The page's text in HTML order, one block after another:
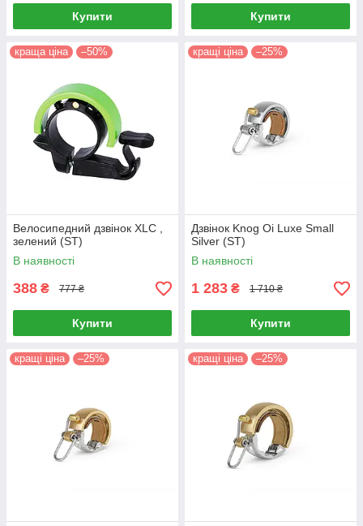
Купити Купити
краща ціна –50%
Велосипедний дзвінок XLC ,
зелений (ST)
В наявності
388 ₴ 777 ₴
Купити
кращі ціна –25%
Дзвінок Knog Oi Luxe Small
Silver (ST)
В наявності
1 283 ₴ 1 710 ₴
Купити
кращі ціна –25% кращі ціна –25%